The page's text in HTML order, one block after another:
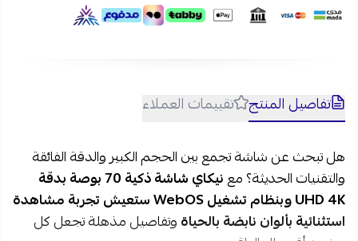
تفاصيل المنتج تقييمات العملاء
هل تبحث عن شاشة تجمع بين الحجم الكبير والدقة الفائقة
والتقنيات الحديثة؟ مع
نيكاي شاشة ذكية 70 بوصة بدقة
UHD 4K وبنظام تشغيل WebOS ستعيش تجربة مشاهدة
استثنائية بألوان نابضة بالحياةوتفاصيل مذهلة تجعل كل